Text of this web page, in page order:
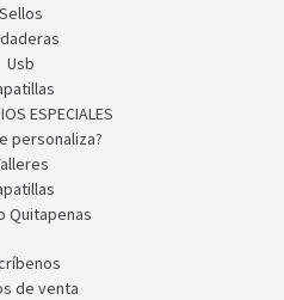
Sellos
Usb
ESPECIALES
personaliza?
Quitapenas
de venta